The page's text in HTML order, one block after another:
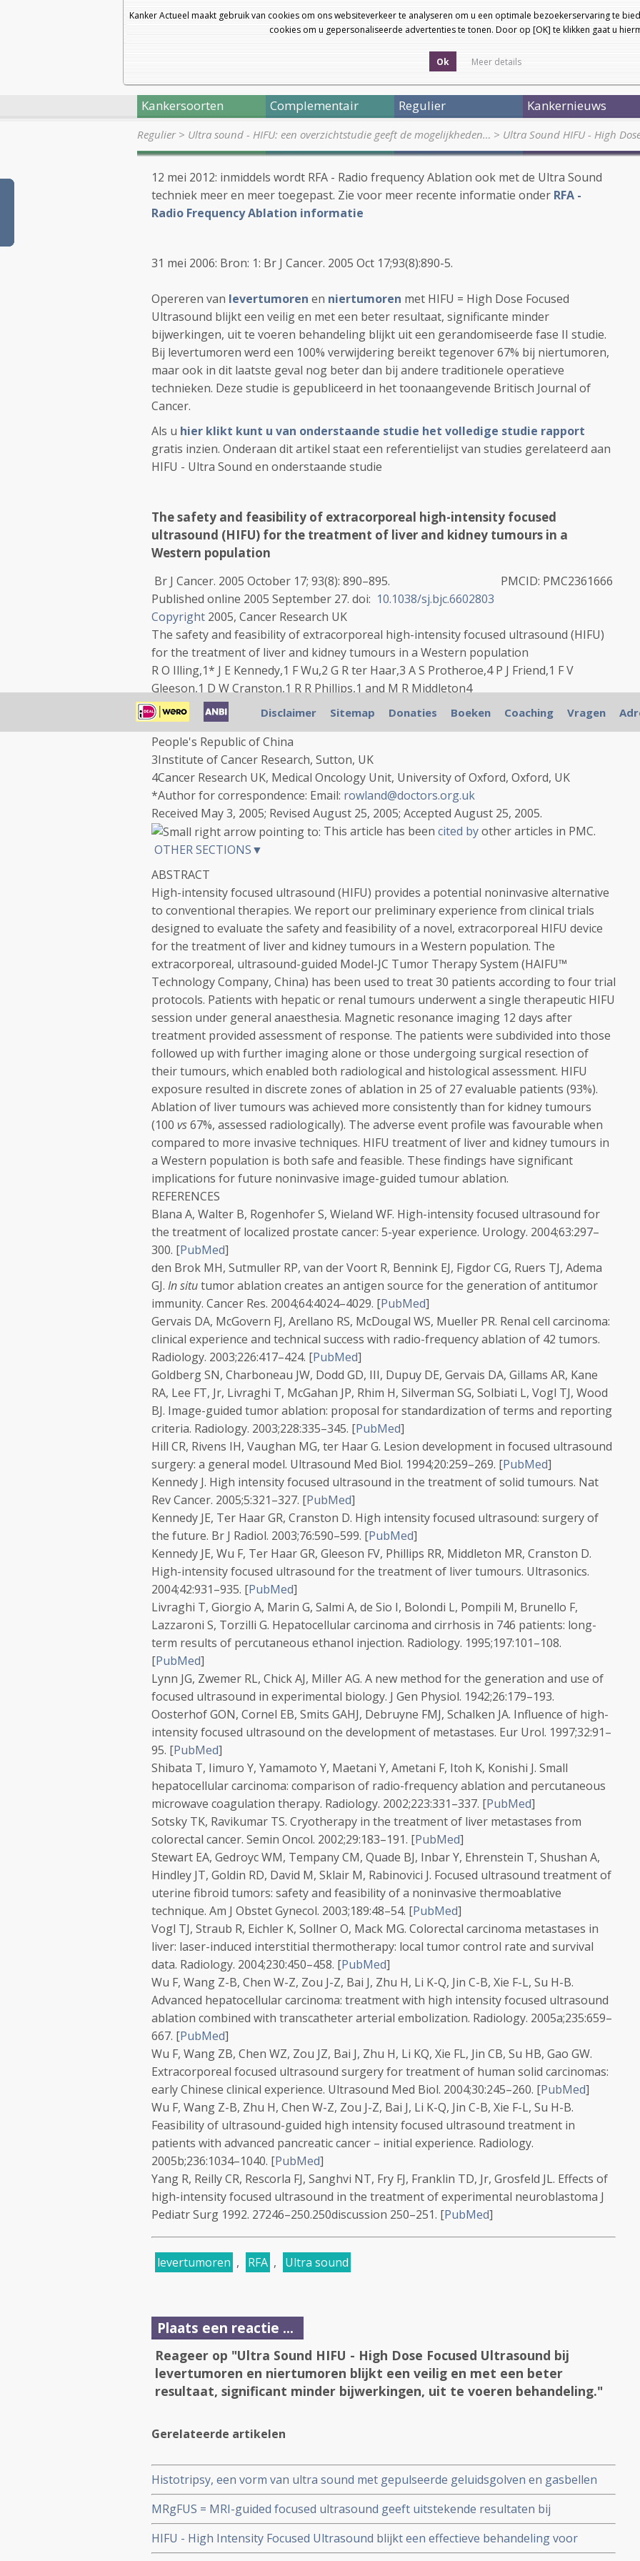
Kanker Actueel maakt gebruik van cookies om ons websiteverkeer te analyseren om u een optimale bezoekerservaring te
cookies om u gepersonaliseerde advertenties te tonen. Door op [OK] te klikken gaat u
Ok Meer details
Kankersoorten Complementair Regulier Kankernieuws
Regulier> Ultra sound - HIFU: een overzichtstudie geeft de mogelijkheden… > Ultra Sound HIFU - High
12 mei 2012: inmiddels wordt RFA - Radio frequency Ablation ook met de Ultra Sound
techniek meer en meer toegepast. Zie voor meer recente informatie onder RFA -
Radio Frequency Ablation informatie
31 mei 2006: Bron: 1: Br J Cancer. 2005 Oct 17;93(8):890-5.
Opereren van levertumoren en niertumoren met HIFU = High Dose Focused
Ultrasound blijkt een veilig en met een beter resultaat, significante minder
bijwerkingen, uit te voeren behandeling blijkt uit een gerandomiseerde fase II studie.
Bij levertumoren werd een 100% verwijdering bereikt tegenover 67% bij niertumoren,
maar ook in dit laatste geval nog beter dan bij andere traditionele operatieve
technieken. Deze studie is gepubliceerd in het toonaangevende Britisch Journal of
Cancer.
Als u hier klikt kunt u van onderstaande studie het volledige studie rapport
gratis inzien. Onderaan dit artikel staat een referentielijst van studies gerelateerd aan
HIFU - Ultra Sound en onderstaande studie
The safety and feasibility of extracorporeal high-intensity focused
ultrasound (HIFU) for the treatment of liver and kidney tumours in a
Western population
Br J Cancer. 2005 October 17; 93(8): 890–895.
Published online 2005 September 27. doi: 10.1038/sj.bjc.6602803
PMCID: PMC2361666
Copyright 2005, Cancer Research UK
The safety and feasibility of extracorporeal high-intensity focused ultrasound (HIFU)
for the treatment of liver and kidney tumours in a Western population
R O Illing,1* J E Kennedy,1 F Wu,2 G R ter Haar,3 A S Protheroe,4P J Friend,1 F V
Gleeson,1 D W Cranston,1 R R Phillips,1 and M R Middleton4
1HIFU Unit, Churchill Hospital, Oxford OX3 7LJ, UK
2Clinical Center for Tumor Therapy, Chongqing University of Medical Sciences,
People's Republic of China
3Institute of Cancer Research, Sutton, UK
4Cancer Research UK, Medical Oncology Unit, University of Oxford, Oxford, UK
*Author for correspondence: Email: rowland@doctors.org.uk
Received May 3, 2005; Revised August 25, 2005; Accepted August 25, 2005.
This article has been cited byother articles in PMC.
OTHER SECTIONS▼
ABSTRACT
High-intensity focused ultrasound (HIFU) provides a potential noninvasive alternative
to conventional therapies. We report our preliminary experience from clinical trials
designed to evaluate the safety and feasibility of a novel, extracorporeal HIFU device
for the treatment of liver and kidney tumours in a Western population. The
extracorporeal, ultrasound-guided Model-JC Tumor Therapy System (HAIFU™
Technology Company, China) has been used to treat 30 patients according to four trial
protocols. Patients with hepatic or renal tumours underwent a single therapeutic HIFU
session under general anaesthesia. Magnetic resonance imaging 12 days after
treatment provided assessment of response. The patients were subdivided into those
followed up with further imaging alone or those undergoing surgical resection of
their tumours, which enabled both radiological and histological assessment. HIFU
exposure resulted in discrete zones of ablation in 25 of 27 evaluable patients (93%).
Ablation of liver tumours was achieved more consistently than for kidney tumours
(100 vs67%, assessed radiologically). The adverse event profile was favourable when
compared to more invasive techniques. HIFU treatment of liver and kidney tumours in
a Western population is both safe and feasible. These findings have significant
implications for future noninvasive image-guided tumour ablation.
REFERENCES
Blana A, Walter B, Rogenhofer S, Wieland WF. High-intensity focused ultrasound for
the treatment of localized prostate cancer: 5-year experience. Urology. 2004;63:297–
300. [PubMed]
den Brok MH, Sutmuller RP, van der Voort R, Bennink EJ, Figdor CG, Ruers TJ, Adema
GJ. In situtumor ablation creates an antigen source for the generation of antitumor
immunity. Cancer Res. 2004;64:4024–4029. [PubMed]
Gervais DA, McGovern FJ, Arellano RS, McDougal WS, Mueller PR. Renal cell carcinoma:
clinical experience and technical success with radio-frequency ablation of 42 tumors.
Radiology. 2003;226:417–424. [PubMed]
Goldberg SN, Charboneau JW, Dodd GD, III, Dupuy DE, Gervais DA, Gillams AR, Kane
RA, Lee FT, Jr, Livraghi T, McGahan JP, Rhim H, Silverman SG, Solbiati L, Vogl TJ, Wood
BJ. Image-guided tumor ablation: proposal for standardization of terms and reporting
criteria. Radiology. 2003;228:335–345. [PubMed]
Hill CR, Rivens IH, Vaughan MG, ter Haar G. Lesion development in focused ultrasound
surgery: a general model. Ultrasound Med Biol. 1994;20:259–269. [PubMed]
Kennedy J. High intensity focused ultrasound in the treatment of solid tumours. Nat
Rev Cancer. 2005;5:321–327. [PubMed]
Kennedy JE, Ter Haar GR, Cranston D. High intensity focused ultrasound: surgery of
the future. Br J Radiol. 2003;76:590–599. [PubMed]
Kennedy JE, Wu F, Ter Haar GR, Gleeson FV, Phillips RR, Middleton MR, Cranston D.
High-intensity focused ultrasound for the treatment of liver tumours. Ultrasonics.
2004;42:931–935. [PubMed]
Livraghi T, Giorgio A, Marin G, Salmi A, de Sio I, Bolondi L, Pompili M, Brunello F,
Lazzaroni S, Torzilli G. Hepatocellular carcinoma and cirrhosis in 746 patients: long-
term results of percutaneous ethanol injection. Radiology. 1995;197:101–108.
[PubMed]
Lynn JG, Zwemer RL, Chick AJ, Miller AG. A new method for the generation and use of
focused ultrasound in experimental biology. J Gen Physiol. 1942;26:179–193.
Oosterhof GON, Cornel EB, Smits GAHJ, Debruyne FMJ, Schalken JA. Influence of high-
intensity focused ultrasound on the development of metastases. Eur Urol. 1997;32:91–
95. [PubMed]
Shibata T, Iimuro Y, Yamamoto Y, Maetani Y, Ametani F, Itoh K, Konishi J. Small
hepatocellular carcinoma: comparison of radio-frequency ablation and percutaneous
microwave coagulation therapy. Radiology. 2002;223:331–337. [PubMed]
Sotsky TK, Ravikumar TS. Cryotherapy in the treatment of liver metastases from
colorectal cancer. Semin Oncol. 2002;29:183–191. [PubMed]
Stewart EA, Gedroyc WM, Tempany CM, Quade BJ, Inbar Y, Ehrenstein T, Shushan A,
Hindley JT, Goldin RD, David M, Sklair M, Rabinovici J. Focused ultrasound treatment of
uterine fibroid tumors: safety and feasibility of a noninvasive thermoablative
technique. Am J Obstet Gynecol. 2003;189:48–54. [PubMed]
Vogl TJ, Straub R, Eichler K, Sollner O, Mack MG. Colorectal carcinoma metastases in
liver: laser-induced interstitial thermotherapy: local tumor control rate and survival
data. Radiology. 2004;230:450–458. [PubMed]
Wu F, Wang Z-B, Chen W-Z, Zou J-Z, Bai J, Zhu H, Li K-Q, Jin C-B, Xie F-L, Su H-B.
Advanced hepatocellular carcinoma: treatment with high intensity focused ultrasound
ablation combined with transcatheter arterial embolization. Radiology. 2005a;235:659–
667. [PubMed]
Wu F, Wang ZB, Chen WZ, Zou JZ, Bai J, Zhu H, Li KQ, Xie FL, Jin CB, Su HB, Gao GW.
Extracorporeal focused ultrasound surgery for treatment of human solid carcinomas:
early Chinese clinical experience. Ultrasound Med Biol. 2004;30:245–260. [PubMed]
Wu F, Wang Z-B, Zhu H, Chen W-Z, Zou J-Z, Bai J, Li K-Q, Jin C-B, Xie F-L, Su H-B.
Feasibility of ultrasound-guided high intensity focused ultrasound treatment in
patients with advanced pancreatic cancer – initial experience. Radiology.
2005b;236:1034–1040. [PubMed]
Yang R, Reilly CR, Rescorla FJ, Sanghvi NT, Fry FJ, Franklin TD, Jr, Grosfeld JL. Effects of
high-intensity focused ultrasound in the treatment of experimental neuroblastoma J
Pediatr Surg 1992. 27246–250.250discussion 250–251. [PubMed]
levertumoren , RFA , Ultra sound
Plaats een reactie ...
Reageer op "Ultra Sound HIFU - High Dose Focused Ultrasound bij
levertumoren en niertumoren blijkt een veilig en met een beter
resultaat, significant minder bijwerkingen, uit te voeren behandeling."
Gerelateerde artikelen
Histotripsy, een vorm van ultra sound met gepulseerde geluidsgolven en gasbellen
blijkt uitstekende, veilige en niet invasieve techniek voor eliminatie van levertumoren,
daarbij gezond weefsel sparend
MRgFUS = MRI-guided focused ultrasound geeft uitstekende resultaten bij
bottumoren vanuit verschillende vormen van kanker, maar ook bij goedaardige
hersentumoren en essentiele Tremor
HIFU - High Intensity Focused Ultrasound blijkt een effectieve behandeling voor
alvleesklierkanker. HIFU gebruikt gerichte hitte om kankercellen aan te pakken en te
Disclaimer Sitemap Donaties Boeken Coaching Vragen